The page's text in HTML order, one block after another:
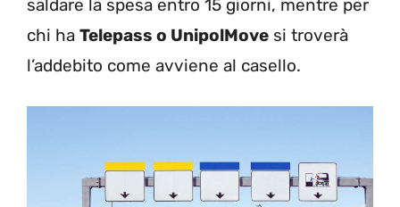
saldare la spesa entro 15 giorni, mentre per
chi ha Telepass o UnipolMove si troverà
l’addebito come avviene al casello.